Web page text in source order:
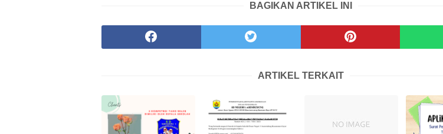
BAGIKAN ARTIKEL INI
ARTIKEL TERKAIT